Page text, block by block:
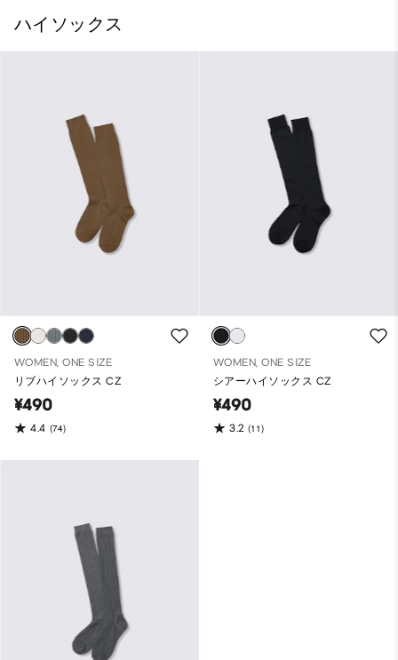
ハイソックス
WOMEN, ONE SIZE
リブハイソックス CZ
¥490
4.4 (74)
WOMEN, ONE SIZE
シアーハイソックス CZ
¥490
3.2 (11)